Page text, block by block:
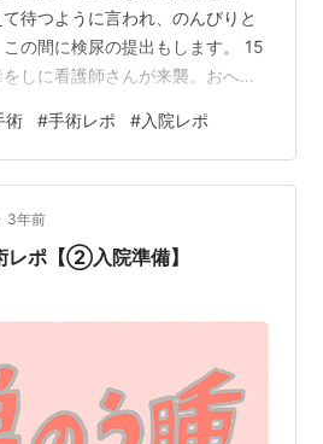
待つように言われ、のんびりと
の間に検尿の提出もします。 15
しに看護師さんが来襲。おへそ
そをぐりぐり…！グリグリ…！！
ッキリ✨ 18時頃に夕飯。がっつ
しかったです。ちなみに今回私
を出産したときにもお世話にな
味しいのです！子育てしている
術 #手術レポ #入院レポ
3年前
レポ【②入院準備】